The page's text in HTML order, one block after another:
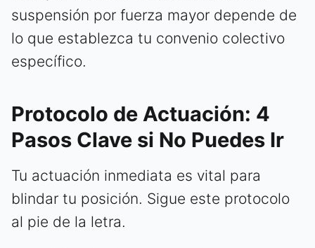
suspensión por fuerza mayor depende de
lo que establezca tu convenio colectivo
específico.
Protocolo de Actuación: 4
Pasos Clave si No Puedes Ir
Tu actuación inmediata es vital para
blindar tu posición. Sigue este protocolo
al pie de la letra.